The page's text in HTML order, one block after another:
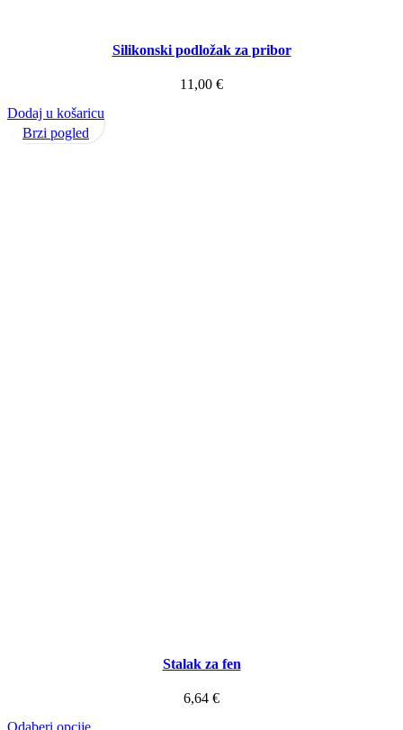
Silikonski podložak za pribor
11,00 €
Stalak za fen
6,64 €
Dodaj u košaricu
Brzi pogled
Odaberi opcijeOvaj